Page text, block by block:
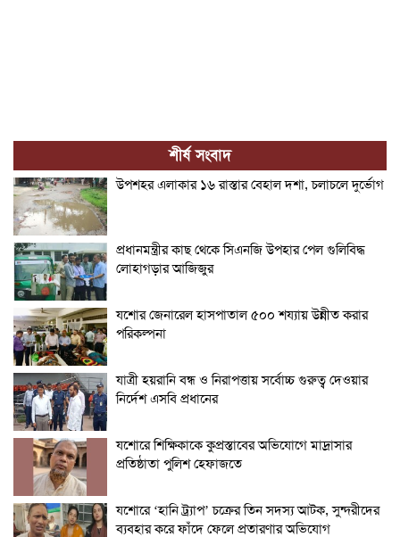
শীর্ষ সংবাদ
উপশহর এলাকার ১৬ রাস্তার বেহাল দশা, চলাচলে দুর্ভোগ
প্রধানমন্ত্রীর কাছ থেকে সিএনজি উপহার পেল গুলিবিদ্ধ
লোহাগড়ার আজিজুর
যশোর জেনারেল হাসপাতাল ৫০০ শয্যায় উন্নীত করার
পরিকল্পনা
যাত্রী হয়রানি বন্ধ ও নিরাপত্তায় সর্বোচ্চ গুরুত্ব দেওয়ার
নির্দেশ এসবি প্রধানের
যশোরে শিক্ষিকাকে কুপ্রস্তাবের অভিযোগে মাদ্রাসার
প্রতিষ্ঠাতা পুলিশ হেফাজতে
যশোরে ‘হানি ট্র্যাপ’ চক্রের তিন সদস্য আটক, সুন্দরীদের
ব্যবহার করে ফাঁদে ফেলে প্রতারণার অভিযোগ